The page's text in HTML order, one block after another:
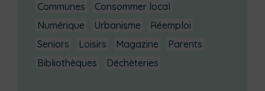
Communes
Consommer local
Numérique
Urbanisme
Réemploi
Seniors
Loisirs Magazine
Parents
Bibliothèques
Déchèteries